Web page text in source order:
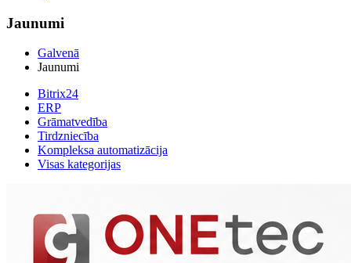
Jaunumi
Galvenā
Jaunumi
Bitrix24
ERP
Grāmatvedība
Tirdzniecība
Kompleksa automatizācija
Visas kategorijas